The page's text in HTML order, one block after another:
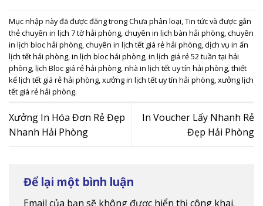
Mục nhập này đã được đăng trongChưa phân loại,Tin tứcvà được gắn
thẻchuyên in lịch 7 tờ hải phòng,chuyên in lịch bàn hải phòng,chuyên
in lịch bloc hải phòng,chuyên in lịch tết giá rẻ hải phòng,dịch vụ in ấn
lịch tết hải phòng,in lịch bloc hải phòng,in lịch giá rẻ 52 tuần tại hải
phòng,lịch Bloc giá rẻ hải phòng,nhà in lịch tết uy tín hải phòng,thiết
kế lịch tết giá rẻ hải phòng,xưởng in lịch tết uy tín hải phòng,xưởng lịch
tết giá rẻ hải phòng.
Xưởng In Hóa Đơn Rẻ Đẹp
Nhanh Hải Phòng
In Voucher Lấy Nhanh Rẻ
Đẹp Hải Phòng
Để lại một bình luận
Email của bạn sẽ không được hiển thị công khai.